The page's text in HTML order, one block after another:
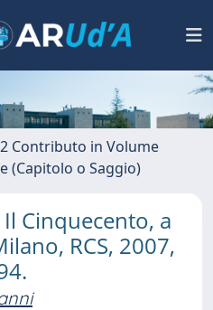
2 Contributo in Volume
(Capitolo o Saggio)
Cinquecento, a
RCS, 2007,